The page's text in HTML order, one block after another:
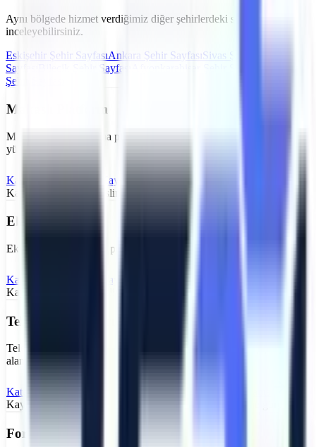
Aynı bölgede hizmet verdiğimiz diğer şehirlerdeki seçenekleri de
inceleyebilirsiniz.
Eskişehir Şehir SayfasıAnkara Şehir SayfasıSivas
Sayfası
Şehir Sayfası
Şehir Sayfası
Makaslı Platform
Makaslı lift ve kaldırma platformu – düz zeminlerde ideal personel
yükseltici
Kategoriyi İncele Kayseri
Kayseri
bölgesi için teslimat:
Eklemli Platform
Eklemli vinç ve bomlu personel yükseltici – engelleri aşarak erişim
Kategoriyi İncele Kayseri
Kayseri
Teleskopik Platform
Teleskopik bomlu vinç – yüksek erişim, uzun bom, geniş çalışma
alanı
Kategoriyi İncele
Kayseri
Forklift